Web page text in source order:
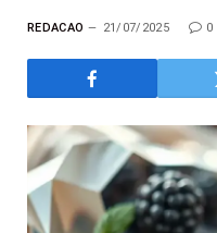
REDACAO 21/07/2025 0